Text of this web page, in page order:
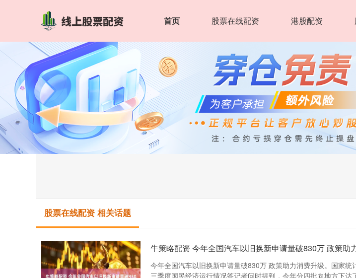
首页 股票在线配资 港股配资
股票在线配资 相关话题
牛策略配资 今年全国汽车以旧换新申请量破830万 政策助
今年全国汽车以旧换新申请量破830万 政策助力消费升级。国家统
三季度国民经济运行情况答记者问时提到，今年分四批向地方下达